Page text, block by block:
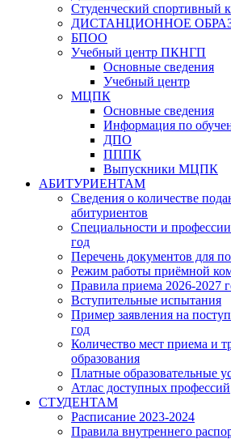
Студенческий спортивный
ДИСТАНЦИОННОЕ
БПОО
Учебный центр ПКНГП
Основные сведения
Учебный центр
МЦПК
Основные сведения
Информация по
ДПО
ПППК
Выпускники МЦПК
АБИТУРИЕНТАМ
Сведения о количестве
абитуриентов
Специальности и
год
Перечень документов для
Режим работы приёмной
Правила приема 2026-2027
Вступительные испытания
Пример заявления на
год
Количество мест приема и
образования
Платные образовательные
Атлас доступных профессий
СТУДЕНТАМ
Расписание 2023-2024
Правила внутреннего